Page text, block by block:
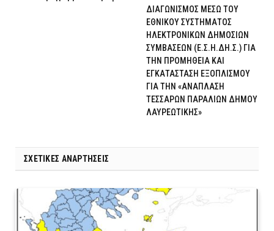
ΔΙΑΓΩΝΙΣΜΟΣ ΜΕΣΩ ΤΟΥ
ΕΘΝΙΚΟΥ ΣΥΣΤΗΜΑΤΟΣ
ΗΛΕΚΤΡΟΝΙΚΩΝ ΔΗΜΟΣΙΩΝ
ΣΥΜΒΑΣΕΩΝ (Ε.Σ.Η.ΔΗ.Σ.) ΓΙΑ
ΤΗΝ ΠΡΟΜΗΘΕΙΑ ΚΑΙ
ΕΓΚΑΤΑΣΤΑΣΗ ΕΞΟΠΛΙΣΜΟΥ
ΓΙΑ ΤΗΝ «ΑΝΑΠΛΑΣΗ
ΤΕΣΣΑΡΩΝ ΠΑΡΑΛΙΩΝ ΔΗΜΟΥ
ΛΑΥΡΕΩΤΙΚΗΣ»
ΣΧΕΤΙΚΈΣ ΑΝΑΡΤΉΣΕΙΣ